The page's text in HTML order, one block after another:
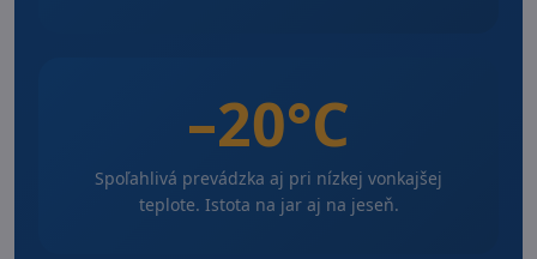
–20°C
Spoľahlivá prevádzka aj pri nízkej vonkajšej
teplote. Istota na jar aj na jeseň.